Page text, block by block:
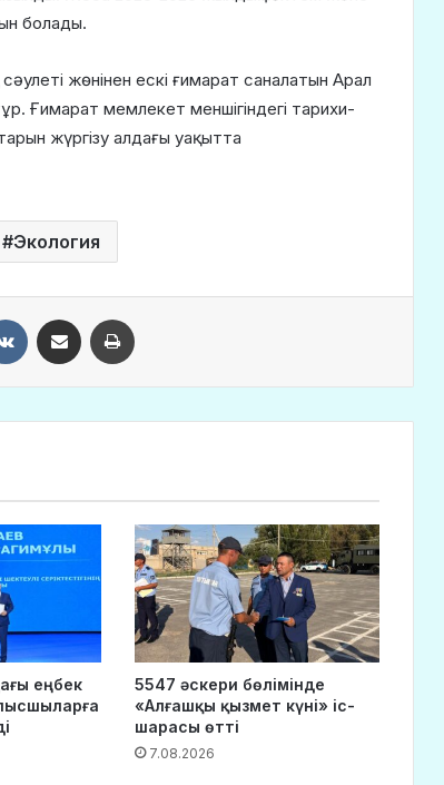
болады.
жөнінен ескі ғимарат саналатын Арал
Ғимарат мемлекет меншігіндегі тарихи-
жүргізу алдағы уақытта
Экология
еңбек
5547 әскери бөлімінде
«Алғашқы қызмет күні» іс-
шарасы өтті
7.08.2026